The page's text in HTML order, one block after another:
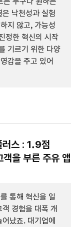
낙천성과 실험
지 않고, 가능성
정한 혁신의 시작
기르기 위한 다양
감을 주고 있어
러스 : 1.9점
을 부른 주유 앱
통해 혁신을 일
경험을 대폭 개
났죠. 대기업에